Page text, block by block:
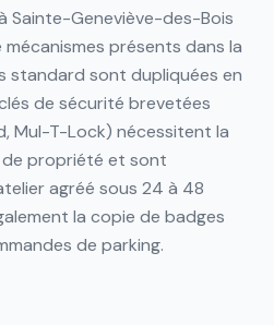
Sainte-Geneviève-des-Bois
présents dans la
standard sont dupliquées en
de sécurité brevetées
Mul-T-Lock) nécessitent la
propriété et sont
agréé sous 24 à 48
la copie de badges
de parking.